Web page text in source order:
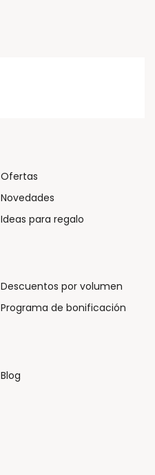
Ofertas
Novedades
Ideas para regalo
Descuentos por volumen
Programa de bonificación
Blog